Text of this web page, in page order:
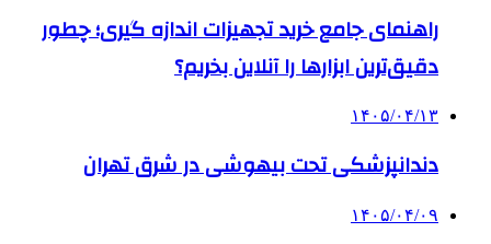
راهنمای جامع خرید تجهیزات اندازه گیری؛ چطور
دقیق‌ترین ابزارها را آنلاین بخریم؟
۱۴۰۵/۰۴/۱۳
دندانپزشکی تحت بیهوشی در شرق تهران
۱۴۰۵/۰۴/۰۹